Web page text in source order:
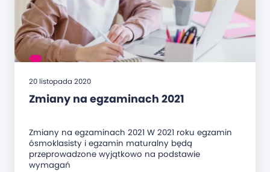
20 listopada 2020
Zmiany na egzaminach 2021
Zmiany na egzaminach 2021 W 2021 roku egzamin
ósmoklasisty i egzamin maturalny będą
przeprowadzone wyjątkowo na podstawie
wymagań